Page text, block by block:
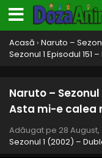
Acasă › Naruto –
Sezonul 1 Episodul
Naruto – Sezonul
Asta mi-e calea
Adăugat pe 28 August,
Sezonul 1 (2002) –
- 28
Naruto
Eps